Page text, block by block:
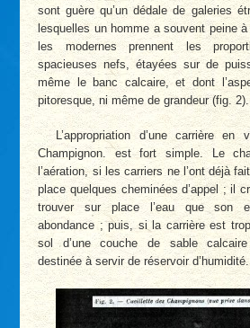
sont guère qu’un dédale de galeries
lesquelles un homme a souvent peine
les modernes prennent les
spacieuses nefs, étayées sur de
même le banc calcaire, et dont
pitoresque, ni même de grandeur (fig. 2).
L’appropriation d’une carrière
Champignon. est fort simple. Le
l’aération, si les carriers ne l’ont déjà
place quelques cheminées d’appel ; il
trouver sur place l’eau que son
abondance ; puis, si la carrière est
sol d’une couche de sable
destinée à servir de réservoir d’humidité.